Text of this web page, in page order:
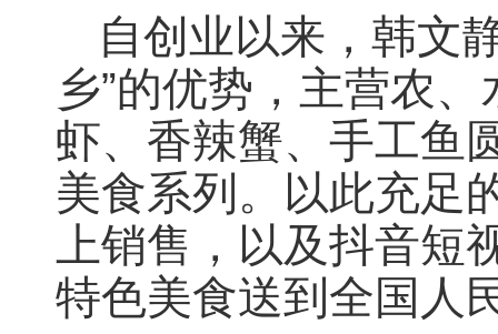
自创业以来，韩文
乡”的优势，主营农
虾、香辣蟹、手工鱼
美食系列。以此充足
上销售，以及抖音
特色美食送到全国人